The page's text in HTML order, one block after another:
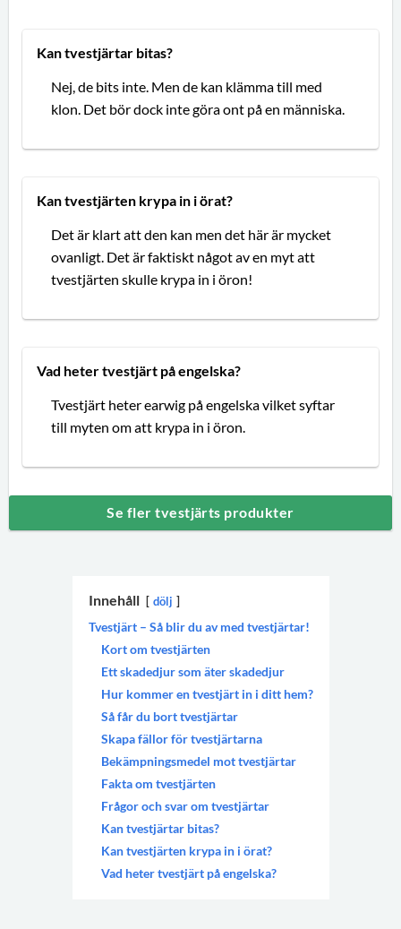
Kan tvestjärtar bitas?
Nej, de bits inte. Men de kan klämma till med
klon. Det bör dock inte göra ont på en människa.
Kan tvestjärten krypa in i örat?
Det är klart att den kan men det här är mycket
ovanligt. Det är faktiskt något av en myt att
tvestjärten skulle krypa in i öron!
Vad heter tvestjärt på engelska?
Tvestjärt heter earwig på engelska vilket syftar
till myten om att krypa in i öron.
Se fler tvestjärts produkter
Innehåll dölj
Tvestjärt – Så blir du av med tvestjärtar!
Kort om tvestjärten
Ett skadedjur som äter skadedjur
Hur kommer en tvestjärt in i ditt hem?
Så får du bort tvestjärtar
Skapa fällor för tvestjärtarna
Bekämpningsmedel mot tvestjärtar
Fakta om tvestjärten
Frågor och svar om tvestjärtar
Kan tvestjärtar bitas?
Kan tvestjärten krypa in i örat?
Vad heter tvestjärt på engelska?